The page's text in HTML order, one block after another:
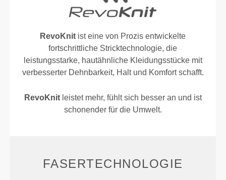
RevoKnit ist eine von Prozis entwickelte
fortschrittliche Stricktechnologie, die
leistungsstarke, hautähnliche Kleidungsstücke mit
verbesserter Dehnbarkeit, Halt und Komfort schafft.
RevoKnitleistet mehr, fühlt sich besser an und ist
schonender für die Umwelt.
FASERTECHNOLOGIE